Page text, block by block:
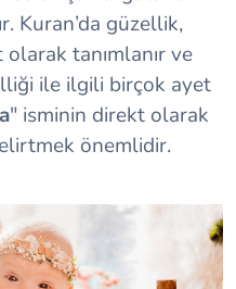
Kuran’da güzellik,
olarak tanımlanır ve
ile ilgili birçok ayet
" isminin direkt olarak
önemlidir.